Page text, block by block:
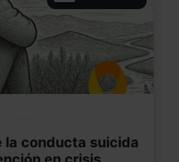
la conducta suicida